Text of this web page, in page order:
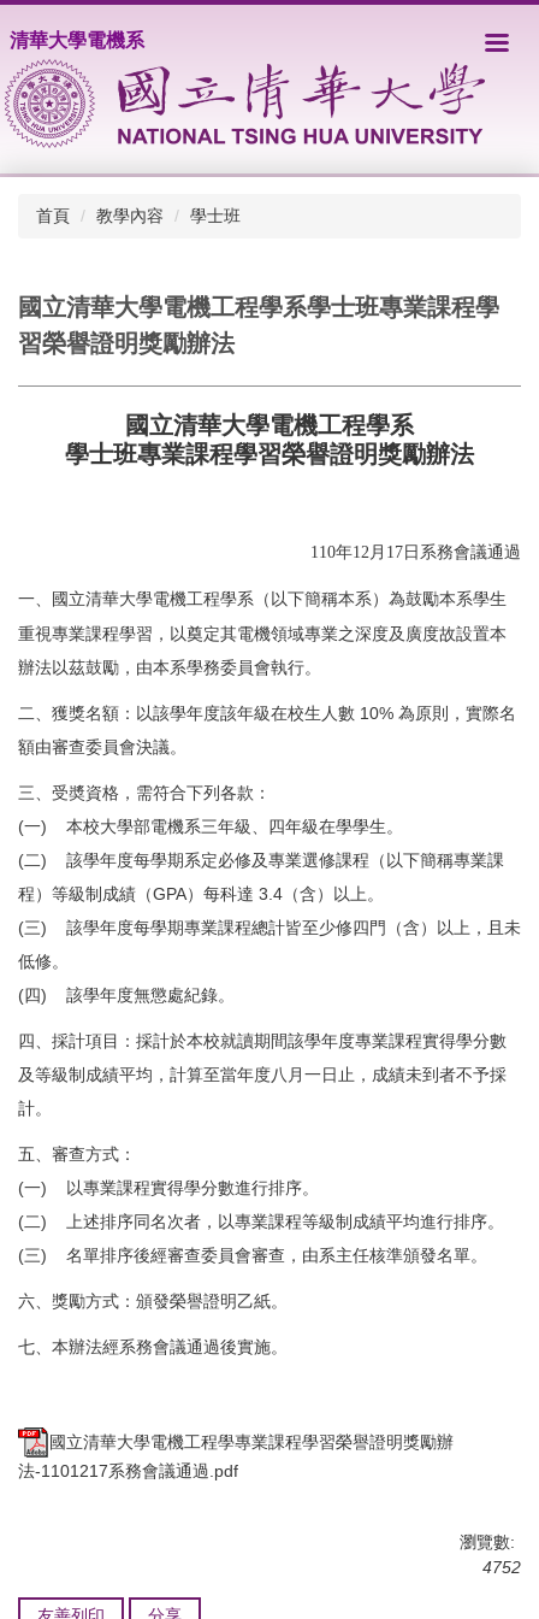
到
主
要
內
容
清華大學電機系
首頁 教學內容 學士班
國立清華大學電機工程學系學士班專業課程學
習榮譽證明獎勵辦法
國立清華大學電機工程學系
學士班專業課程學習榮譽證明獎勵辦法
110年12月17日系務會議通過
一、國立清華大學電機工程學系（以下簡稱本系）為鼓勵本系學生
重視專業課程學習，以奠定其電機領域專業之深度及廣度故設置本
辦法以茲鼓勵，由本系學務委員會執行。
二、獲獎名額：以該學年度該年級在校生人數 10% 為原則，實際名
額由審查委員會決議。
三、受奬資格，需符合下列各款：
(一) 本校大學部電機系三年級、四年級在學學生。
(二) 該學年度每學期系定必修及專業選修課程（以下簡稱專業課
程）等級制成績（GPA）每科達 3.4（含）以上。
(三) 該學年度每學期專業課程總計皆至少修四門（含）以上，且未
低修。
(四) 該學年度無懲處紀錄。
四、採計項目：採計於本校就讀期間該學年度專業課程實得學分數
及等級制成績平均，計算至當年度八月一日止，成績未到者不予採
計。
五、審查方式：
(一) 以專業課程實得學分數進行排序。
(二) 上述排序同名次者，以專業課程等級制成績平均進行排序。
(三) 名單排序後經審查委員會審查，由系主任核準頒發名單。
六、獎勵方式：頒發榮譽證明乙紙。
七、本辦法經系務會議通過後實施。
國立清華大學電機工程學專業課程學習榮譽證明獎勵辦
法-1101217系務會議通過.pdf
瀏覽數:
4752